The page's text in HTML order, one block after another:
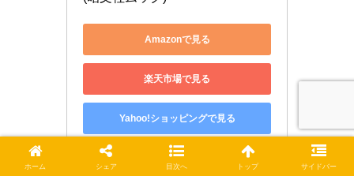
Amazonで見る
楽天市場で見る
Yahoo!ショッピングで見る
ホーム シェア 目次へ トップ サイドバー